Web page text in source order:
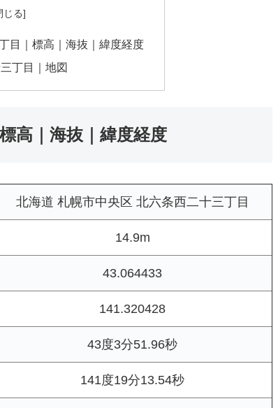
目｜標高｜海抜｜緯度経度
丁目｜地図
高｜海抜｜緯度経度
北海道 札幌市中央区 北六条西二十三丁目
14.9m
43.064433
141.320428
43度3分51.96秒
141度19分13.54秒